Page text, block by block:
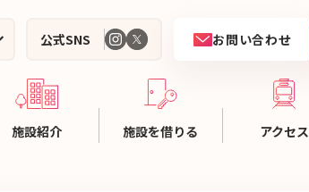
公式SNS お問い合わせ
施設紹介 施設を借りる アクセス